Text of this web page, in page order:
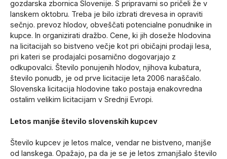
gozdarska zbornica Slovenije. S pripravami so pričeli že v
lanskem oktobru. Treba je bilo izbrati drevesa in opraviti
sečnjo. prevoz hlodov, obveščati potencialne ponudnike in
kupce. In organizirati dražbo. Cene, ki jih doseže hlodovina
na licitacijah so bistveno večje kot pri običajni prodaji lesa,
pri kateri se prodajalci posamično dogovarjajo z
odkupovalci. Število ponujenih hlodov, njihova kubatura,
število ponudb, je od prve licitacije leta 2006 naraščalo.
Slovenska licitacija hlodovine tako postaja enakovredna
ostalim velikim licitacijam v Srednji Evropi.
Letos manjše število slovenskih kupcev
Število kupcev je letos malce, vendar ne bistveno, manjše
od lanskega. Opažajo, pa da je se je letos zmanjšalo število